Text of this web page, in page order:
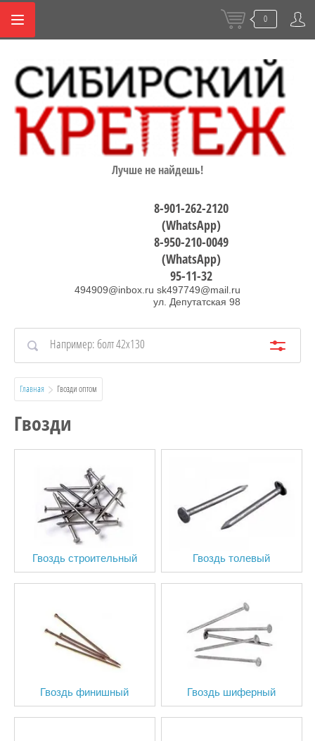
0
Лучше не найдешь!
8-901-262-2120
(WhatsApp)
8-950-210-0049
(WhatsApp)
95-11-32
494909@inbox.ru sk497749@mail.ru
ул. Депутатская 98
Главная
  Гвозди оптом
Гвозди
Гвоздь строительный Гвоздь толевый
Гвоздь финишный Гвоздь шиферный